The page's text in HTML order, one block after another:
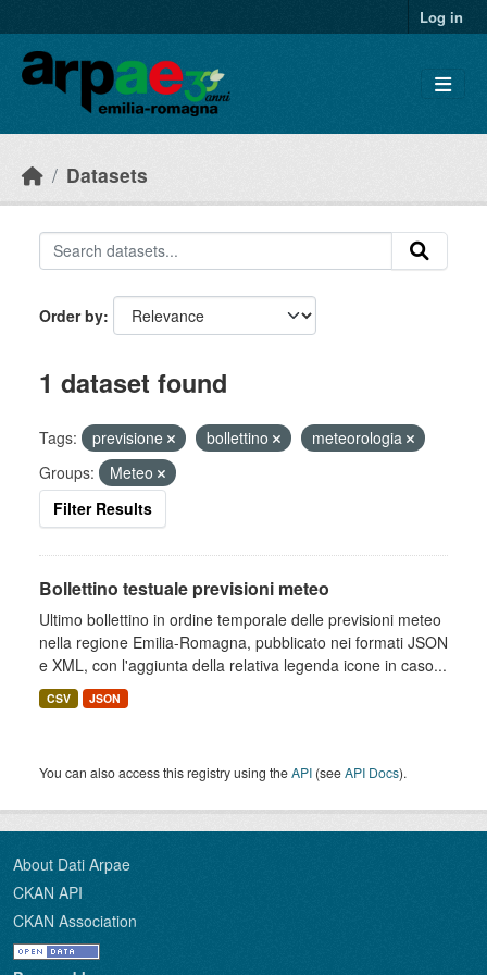
Log in
Datasets
Order by
1 dataset found
Tags: previsione bollettino
meteorologia
Groups:
Meteo
Filter Results
Bollettino testuale previsioni meteo
Ultimo bollettino in ordine temporale delle previsioni meteo
nella regione Emilia-Romagna, pubblicato nei formati JSON
e XML, con l'aggiunta della relativa legenda icone in caso...
CSV JSON
You can also access this registry using theAPI (seeAPI Docs).
About Dati Arpae
CKAN API
CKAN Association